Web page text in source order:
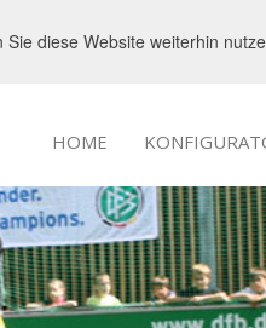
diese Website weiterhin
HOME